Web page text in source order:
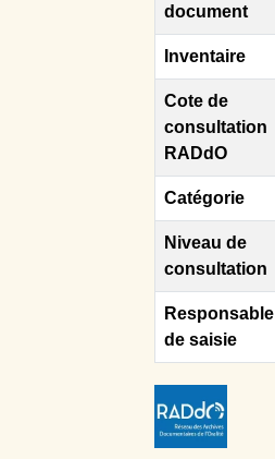
document
Inventaire
Cote de
consultation
RADdO
Catégorie
Niveau de
consultation
Responsable
de saisie